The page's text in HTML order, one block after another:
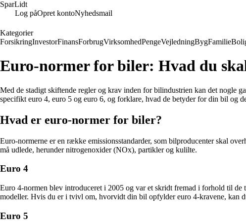
SparLidt
Log påOpret kontoNyhedsmail
Kategorier
ForsikringInvestorFinansForbrugVirksomhedPengeVejledningBygFamilie
Euro-normer for biler: Hvad du
Med de stadigt skiftende regler og krav inden for bilindustrien kan det nogle
specifikt euro 4, euro 5 og euro 6, og forklare, hvad de betyder for din bil og
Hvad er euro-normer for biler?
Euro-normerne er en række emissionsstandarder, som bilproducenter skal
må udlede, herunder nitrogenoxider (NOx), partikler og kulilte.
Euro 4
Euro 4-normen blev introduceret i 2005 og var et skridt fremad i forhold til
modeller. Hvis du er i tvivl om, hvorvidt din bil opfylder euro 4-kravene, kan
Euro 5